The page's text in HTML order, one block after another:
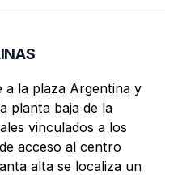
a la plaza Argentina y
planta baja de la
vinculados a los
acceso al centro
alta se localiza un